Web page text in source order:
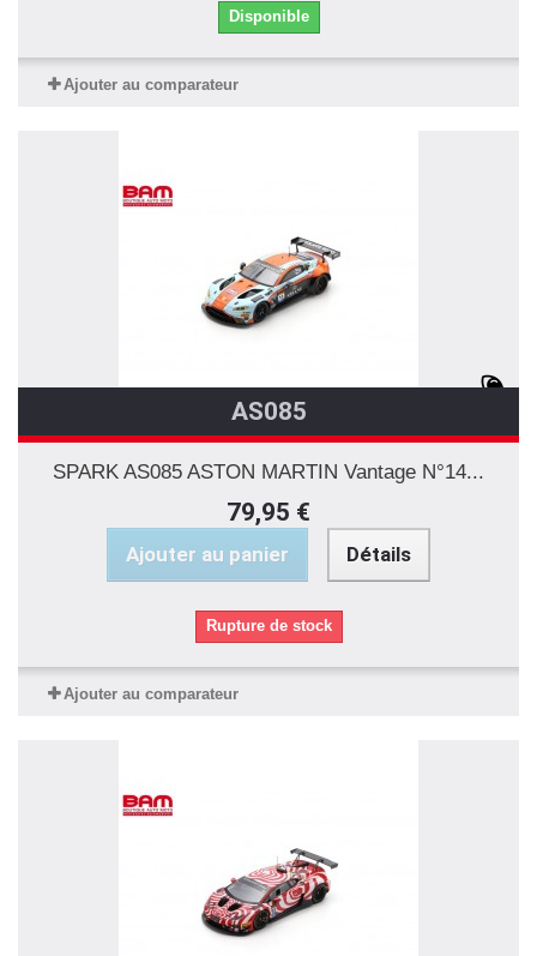
Disponible
Ajouter au comparateur
AS085
SPARK AS085 ASTON MARTIN Vantage N°14...
79,95 €
Ajouter au panier Détails
Rupture de stock
Ajouter au comparateur